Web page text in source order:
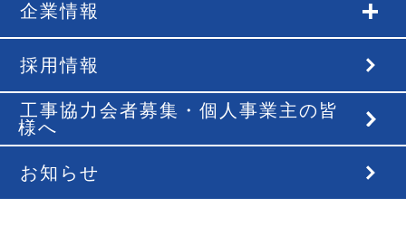
企業情報
採用情報
工事協力会者募集・個人事業主の皆
様へ
お知らせ